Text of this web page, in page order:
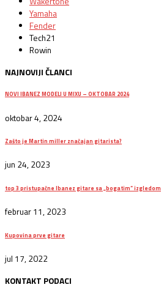
Yamaha
Fender
Tech21
Rowin
NAJNOVIJI ČLANCI
NOVI IBANEZ MODELI U MIXU – OKTOBAR 2024
oktobar 4, 2024
Zašto je Martin miller značajan gitarista?
jun 24, 2023
top 3 pristupačne Ibanez gitare sa „bogatim“ izgledom
februar 11, 2023
Kupovina prve gitare
jul 17, 2022
KONTAKT PODACI